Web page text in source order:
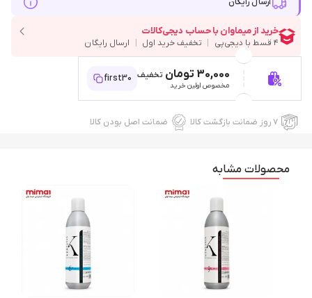
30,000 تومان تخفیف
مخصوص اولین خرید
first30
۷ روز ضمانت بازگشت کالا ضمانت اصل بودن کالا
محصولات مشابه